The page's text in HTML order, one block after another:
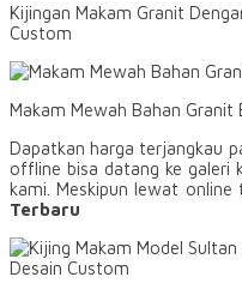
Kijingan Makam Granit
Custom
Makam Mewah Bahan Granit
Dapatkan harga terjangkau
offline bisa datang ke galeri
kami. Meskipun lewat
Terbaru